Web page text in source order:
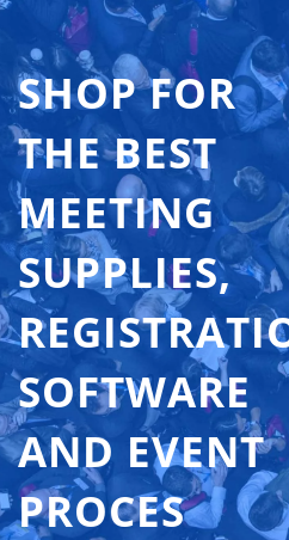
SHOP FOR
THE BEST
MEETING
SUPPLIES,
SOFTWARE
AND EVENT
PROCES